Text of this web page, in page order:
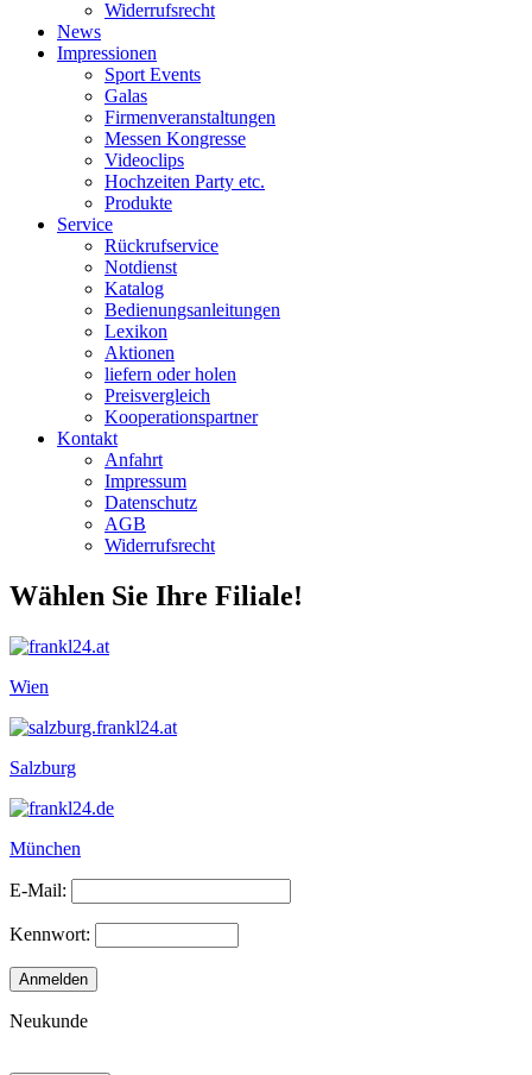
Widerrufsrecht
News
Impressionen
Sport Events
Galas
Firmenveranstaltungen
Messen Kongresse
Videoclips
Hochzeiten Party etc.
Produkte
Service
Rückrufservice
Notdienst
Katalog
Bedienungsanleitungen
Lexikon
Aktionen
liefern oder holen
Preisvergleich
Kooperationspartner
Kontakt
Anfahrt
Impressum
Datenschutz
AGB
Widerrufsrecht
Wählen Sie Ihre Filiale!
Wien
Salzburg
München
E-Mail:
Kennwort:
Neukunde